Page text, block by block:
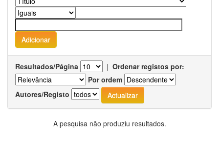
Resultados/Página | Ordenar registos por:
Por ordem
Autores/Registo
A pesquisa não produziu resultados.